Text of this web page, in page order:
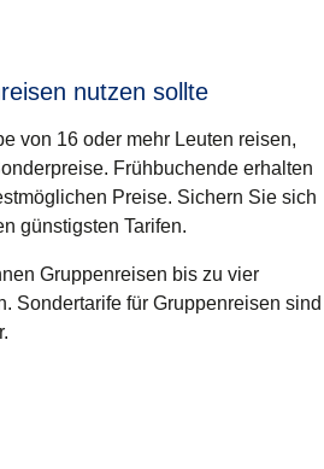
nutzen sollte
von 16 oder mehr Leuten reisen,
Frühbuchende erhalten
Preise. Sichern Sie sich
günstigsten Tarifen.
Gruppenreisen bis zu vier
. Sondertarife für Gruppenreisen sind
sollte